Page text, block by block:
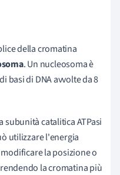
della cromatina
. Un nucleosoma è
basi di DNA avvolte da 8
catalitica ATPasi
utilizzare l'energia
la posizione o
la cromatina più